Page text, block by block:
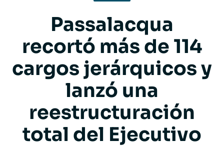
Passalacqua
recortó más de 114
cargos jerárquicos y
lanzó una
reestructuración
total del Ejecutivo